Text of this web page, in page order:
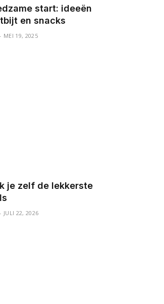
start: ideeën
en snacks
MEI 19, 2025
je zelf de lekkerste
JULI 22, 2026